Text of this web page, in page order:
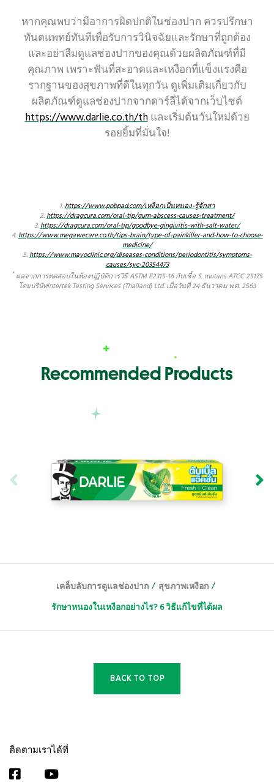
หากคุณพบว่ามีอาการผิดปกติในช่องปาก ควรปรึกษา
ทันตแพทย์ทันทีเพื่อรับการวินิจฉัยและรักษาที่ถูกต้อง
และอย่าลืมดูแลช่องปากของคุณด้วยผลิตภัณฑ์ที่มี
คุณภาพ เพราะฟันที่สะอาดและเหงือกที่แข็งแรงคือ
รากฐานของสุขภาพที่ดีในทุกวัน ดูเพิ่มเติมเกี่ยวกับ
ผลิตภัณฑ์ดูแลช่องปากจากดาร์ลี่ได้จากเว็บไซต์
https://www.darlie.co.th/thและเริ่มต้นวันใหม่ด้วย
รอยยิ้มที่มั่นใจ!
1.https://www.pobpad.com/เหงือกเป็นหนอง-รู้จักสา
2.https://dragcura.com/oral-tip/gum-abscess-causes-treatment/
3.https://dragcura.com/oral-tip/goodbye-gingivitis-with-salt-water/
4.https://www.megawecare.co.th/tips-brain/type-of-painkiller-and-how-to-choose-
medicine/
5.https://www.mayoclinic.org/diseases-conditions/periodontitis/symptoms-
causes/syc-20354473
* ผลจากการทดสอบในห้องปฏิบัติการวิธี ASTM E2315-16 กับเชื้อ S. mutans ATCC 25175
โดยบริษัทIntertek Testing Services (Thailand) Ltd. เมื่อวันที่ 24 ธันวาคม พ.ศ. 2563
Recommended Products
เคล็บลับการดูแลช่องปาก / สุขภาพเหงือก /
รักษาหนองในเหงือกอย่างไร? 6 วิธีแก้ไขที่ได้ผล
BACK TO TOP
ติดตามเราได้ที่